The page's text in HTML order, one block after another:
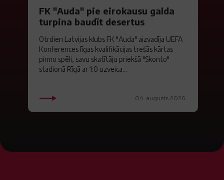
FK "Auda" pie eirokausu galda
turpina baudīt desertus
Otrdien Latvijas klubs FK "Auda" aizvadīja UEFA
Konferences līgas kvalifikācijas trešās kārtas
pirmo spēli, savu skatītāju priekšā "Skonto"
stadionā Rīgā ar 1:0 uzveica...
04. augusts 2026.